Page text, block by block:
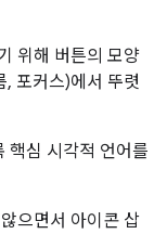
위해 버튼의 모양
포커스)에서 뚜렷
핵심 시각적 언어를
으면서 아이콘 삽